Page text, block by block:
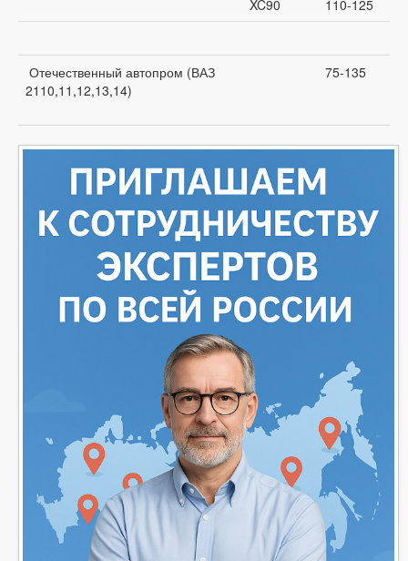
XC90 110-125
Отечественный автопром (ВАЗ
2110,11,12,13,14)
75-135